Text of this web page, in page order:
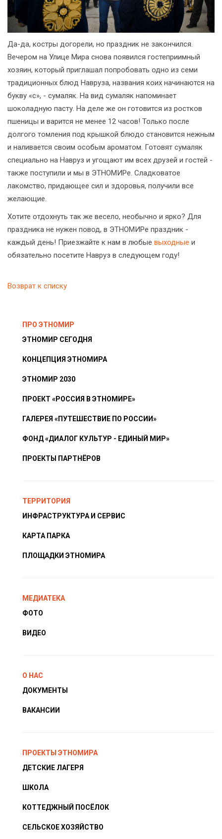
Да-да, костры догорели, но праздник не закончился.
Вечером на Улице Мира снова появился гостеприимный
хозяин, который приглашал попробовать одно из семи
традиционных блюд Навруза, названия коих начинаются на
букву «с», - сумаляк. На вид сумаляк напоминает
шоколадную пасту. На деле же он готовится из ростков
пшеницы и варится не менее 12 часов! Только после
долгого томления под крышкой блюдо становится нежным
и наливается своим особым ароматом. Готовят сумаляк
специально на Навруз и угощают им всех друзей и гостей -
также поступили и мы в ЭТНОМИРе. Сладковатое
лакомство, придающее сил и здоровья, получили все
желающие.
Хотите отдохнуть так же весело, необычно и ярко? Для
праздника не нужен повод, в ЭТНОМИРе праздник -
каждый день! Приезжайте к нам в любые выходные и
обязательно посетите Навруз в следующем году!
Возврат к списку
ПРО ЭТНОМИР
ЭТНОМИР СЕГОДНЯ
КОНЦЕПЦИЯ ЭТНОМИРА
ЭТНОМИР 2030
ПРОЕКТ «РОССИЯ В ЭТНОМИРЕ»
ГАЛЕРЕЯ «ПУТЕШЕСТВИЕ ПО РОССИИ»
ФОНД «ДИАЛОГ КУЛЬТУР - ЕДИНЫЙ МИР»
ПРОЕКТЫ ПАРТНЁРОВ
ТЕРРИТОРИЯ
ИНФРАСТРУКТУРА И СЕРВИС
КАРТА ПАРКА
ПЛОЩАДКИ ЭТНОМИРА
МЕДИАТЕКА
ФОТО
ВИДЕО
О НАС
ДОКУМЕНТЫ
ВАКАНСИИ
ПРОЕКТЫ ЭТНОМИРА
ДЕТСКИЕ ЛАГЕРЯ
ШКОЛА
КОТТЕДЖНЫЙ ПОСЁЛОК
СЕЛЬСКОЕ ХОЗЯЙСТВО